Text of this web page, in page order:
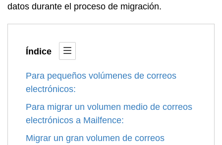
datos durante el proceso de migración.
Índice
Para pequeños volúmenes de correos
electrónicos:
Para migrar un volumen medio de correos
electrónicos a Mailfence:
Migrar un gran volumen de correos